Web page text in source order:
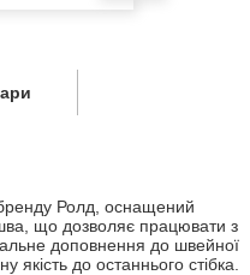
бренду Ролд, оснащений
що дозволяє працювати з
доповнення до швейної
якість до останнього стібка.